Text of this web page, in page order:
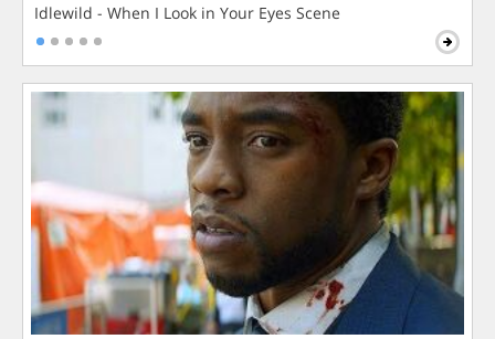
Idlewild - When I Look in Your Eyes Scene